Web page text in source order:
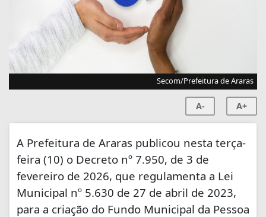
Secom/Prefeitura de Araras
A- A+
A Prefeitura de Araras publicou nesta terça-
feira (10) o Decreto nº 7.950, de 3 de
fevereiro de 2026, que regulamenta a Lei
Municipal nº 5.630 de 27 de abril de 2023,
para a criação do Fundo Municipal da Pessoa